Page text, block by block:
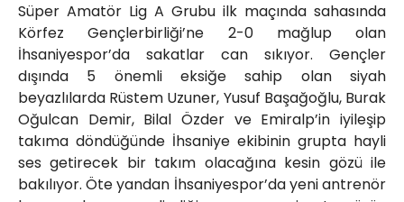
Süper Amatör Lig A Grubu ilk maçında sahasında
Körfez Gençlerbirliği’ne 2-0 mağlup olan
İhsaniyespor’da sakatlar can sıkıyor. Gençler
dışında 5 önemli eksiğe sahip olan siyah
beyazlılarda Rüstem Uzuner, Yusuf Başağoğlu, Burak
Oğulcan Demir, Bilal Özder ve Emiralp’in iyileşip
takıma döndüğünde İhsaniye ekibinin grupta hayli
ses getirecek bir takım olacağına kesin gözü ile
bakılıyor. Öte yandan İhsaniyespor’da yeni antrenör